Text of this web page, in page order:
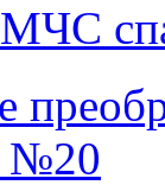
№20